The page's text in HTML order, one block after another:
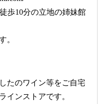
10分の立地の姉妹館
。
たのワイン等をご自宅
インストアです。